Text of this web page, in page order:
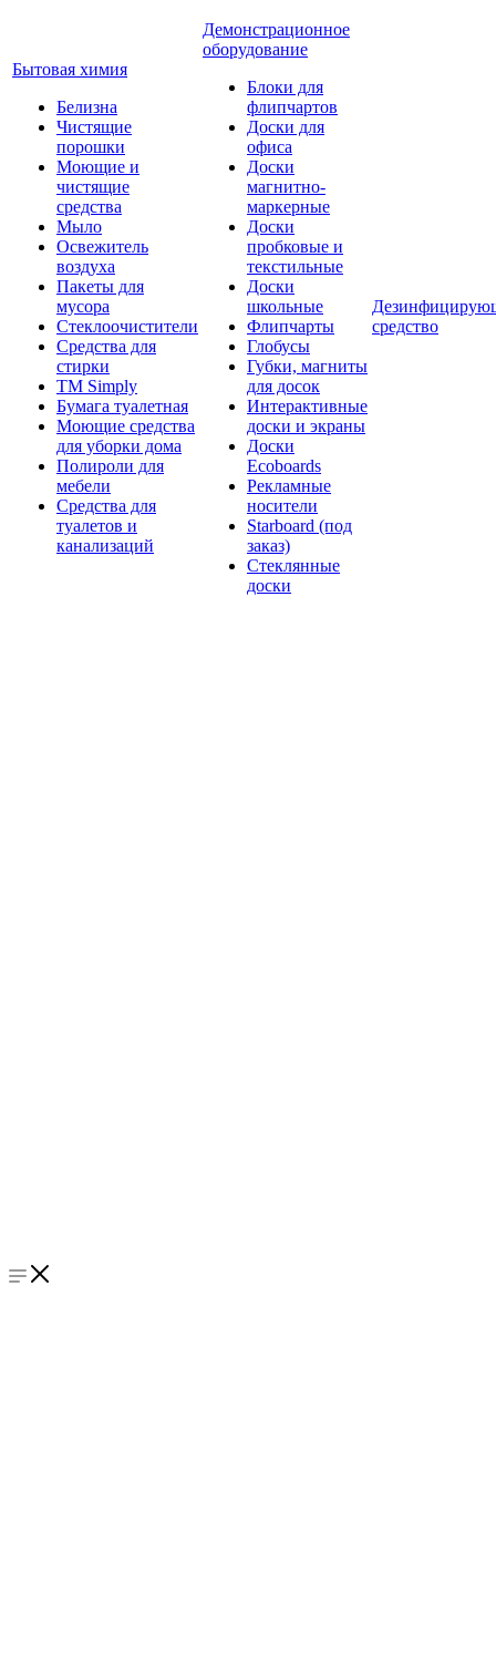
Бытовая химия
Белизна
Чистящие
порошки
Моющие и
чистящие
средства
Мыло
Освежитель
воздуха
Пакеты для
мусора
Стеклоочистители
Средства для
стирки
TM Simply
Бумага туалетная
Моющие средства
для уборки дома
Полироли для
мебели
Средства для
туалетов и
канализаций
Демонстрационное
оборудование
Блоки для
флипчартов
Доски для
офиса
Доски
магнитно-
маркерные
Доски
пробковые и
текстильные
Доски
школьные
Флипчарты
Глобусы
Губки, магниты
для досок
Интерактивные
доски и экраны
Доски
Ecoboards
Рекламные
носители
Starboard (под
заказ)
Стеклянные
доски
средство